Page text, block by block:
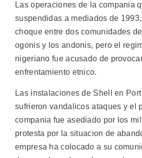
Las operaciones de la compania
suspendidas a mediados de
choque entre dos comunidades
ogonis y los andonis, pero el
nigeriano fue acusado de
enfrentamiento etnico.
Las instalaciones de Shell en
sufrieron vandalicos ataques y el
compania fue asediado por los
protesta por la situacion de
empresa ha colocado a su